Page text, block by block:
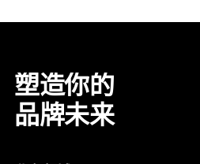
塑造你的
品牌未来